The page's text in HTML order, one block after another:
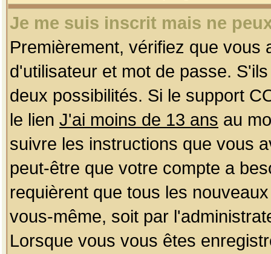
Je me suis inscrit mais ne
Premièrement, vérifiez que
d'utilisateur et mot de passe.
deux possibilités. Si le support
le lien J'ai moins de 13 ans au
suivre les instructions que vous
peut-être que votre compte a
requièrent que tous les
vous-même, soit par
Lorsque vous vous êtes